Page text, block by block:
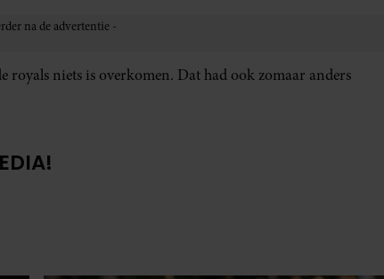
niets is overkomen. Dat had ook zomaar anders